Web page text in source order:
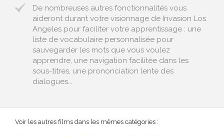
De nombreuses autres fonctionnalités vous
aideront durant votre visionnage de Invasion Los
Angeles pour faciliter votre apprentissage : une
liste de vocabulaire personnalisée pour
sauvegarder les mots que vous voulez
apprendre, une navigation facilitée dans les
sous-titres, une prononciation lente des
dialogues...
Voir les autres films dans les mêmes catégories :